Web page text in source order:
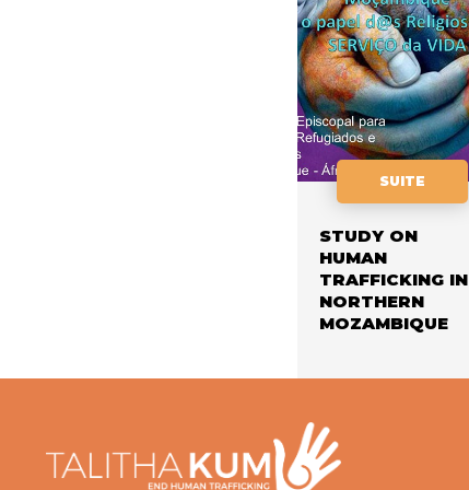
SUITE
STUDY ON
HUMAN
TRAFFICKING IN
NORTHERN
MOZAMBIQUE